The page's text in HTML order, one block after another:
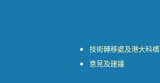
技術轉移處及港大科橋
意見及建議